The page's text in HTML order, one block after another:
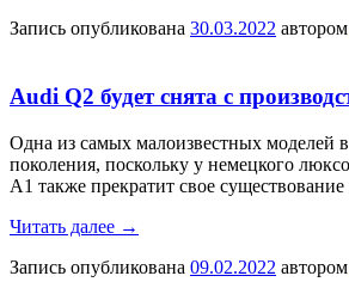
Запись опубликована 30.03.2022 автором
Audi Q2 будет снята с
Одна из самых малоизвестных моделей
поколения, поскольку у немецкого
A1 также прекратит свое
Читать далее →
Запись опубликована 09.02.2022 автором